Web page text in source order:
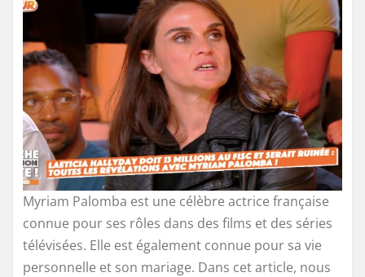
Myriam Palomba est une célèbre actrice française
connue pour ses rôles dans des films et des séries
télévisées. Elle est également connue pour sa vie
personnelle et son mariage. Dans cet article, nous